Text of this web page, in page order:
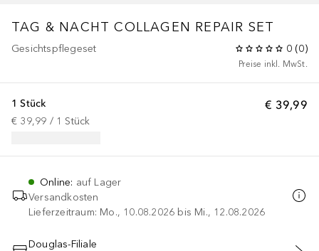
TAG & NACHT COLLAGEN REPAIR SET
Gesichtspflegeset 0 (0)
Preise inkl. MwSt.
€ 39,99
1 Stück
€ 39,99 / 1 Stück
Online: auf Lager
Versandkosten
Lieferzeitraum: Mo., 10.08.2026 bis Mi., 12.08.2026
Douglas-Filiale